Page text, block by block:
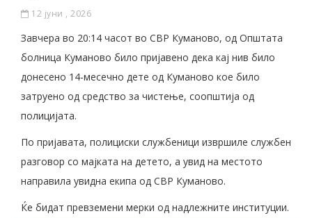
12 јуни , 2026
Завчера во 20:14 часот во СВР Куманово, од Општата
болница Куманово било пријавено дека кај нив било
донесено 14-месечно дете од Куманово кое било
затруено од средство за чистење, соопштија од
полицијата.
По пријавата, полициски службеници извршиле службен
разговор со мајката на детето, а увид на местото
направила увидна екипа од СВР Куманово.
Ќе бидат превземени мерки од надлежните институции.